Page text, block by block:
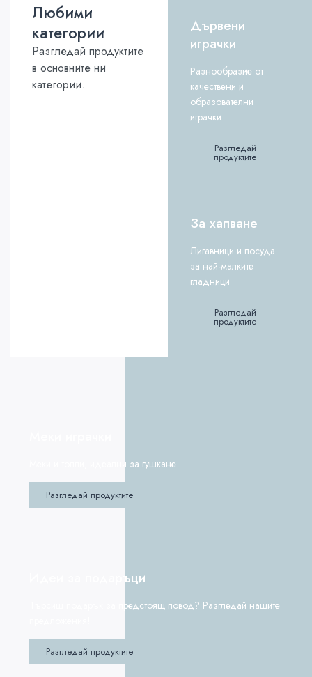
Любими
категории
Разгледай продуктите
в основните ни
категории.
Дървени
играчки
Разнообразие от
качествени и
образователни
играчки
Разгледай
продуктите
За хапване
Лигавници и посуда
за най-малките
гладници
Разгледай
продуктите
Меки и топли, идеални за гушкане
Разгледай продуктите
Идеи за подаръци
Търсиш подарък за предстоящ повод? Разгледай нашите
Разгледай продуктите